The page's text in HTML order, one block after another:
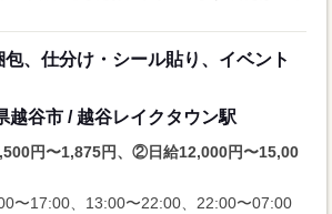
、仕分け・シール貼り、イベント
越谷市 / 越谷レイクタウン駅
円〜1,875円、②日給12,000円〜15,00
〜17:00、13:00〜22:00、22:00〜07:00